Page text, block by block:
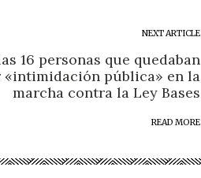
NEXT ARTICLE
16 personas que quedaban
«intimidación pública» en la
marcha contra la Ley Bases
READ MORE